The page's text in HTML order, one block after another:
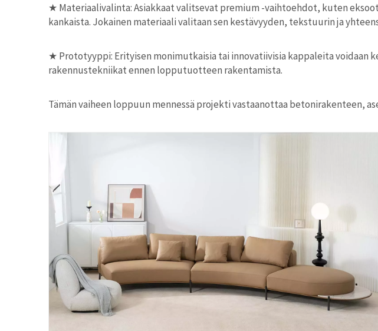
★ Materiaalivalinta: Asiakkaat valitsevat premium -vaihtoehdot, kuten
kankaista. Jokainen materiaali valitaan sen kestävyyden, tekstuurin ja
★ Prototyyppi: Erityisen monimutkaisia ​​tai innovatiivisia kappaleita
rakennustekniikat ennen lopputuotteen rakentamista.
Tämän vaiheen loppuun mennessä projekti vastaanottaa betonirakenteen,